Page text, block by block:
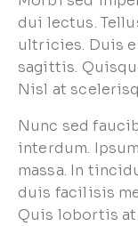
dui lectus.
ultricies. Duis
sagittis.
Nisl at
Nunc sed
interdum.
massa. In
duis facilisis
Quis lobortis